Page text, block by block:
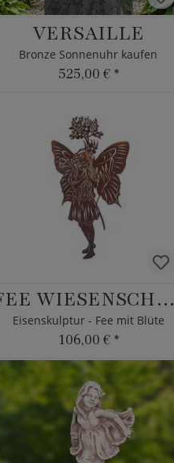
VERSAILLE
Bronze Sonnenuhr kaufen
525,00 € *
FEE WIESENSCHAUMKRAUT
Eisenskulptur - Fee mit Blüte
106,00 € *